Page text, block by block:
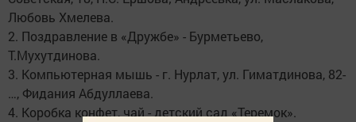
Любовь Хмелева.
2. Поздравление в «Дружбе» - Бурметьево,
Т.Мухутдинова.
3. Компьютерная мышь - г. Нурлат, ул. Гиматдинова, 82-
…, Фидания Абдуллаева.
4. Коробка конфет, чай - детский сад «Теремок».